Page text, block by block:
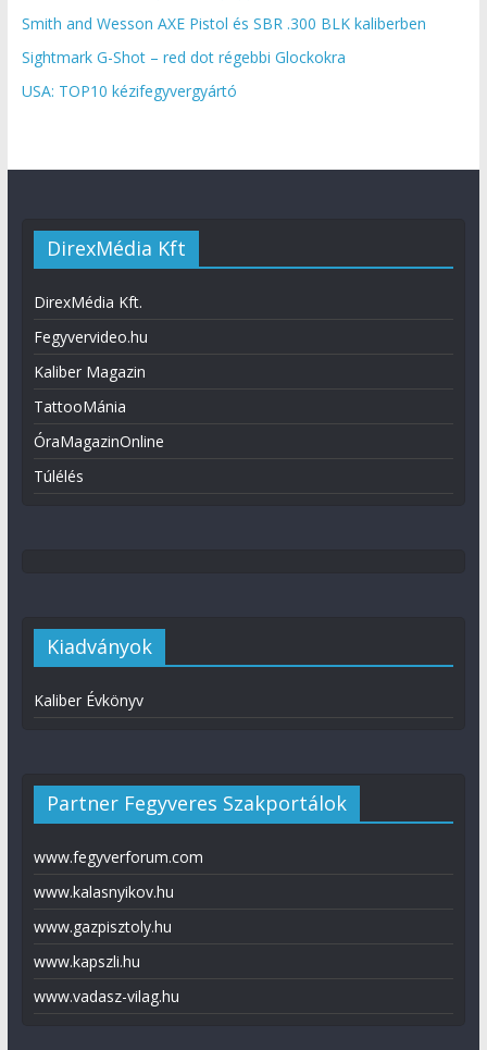
Smith and Wesson AXE Pistol és SBR .300 BLK kaliberben
Sightmark G-Shot – red dot régebbi Glockokra
USA: TOP10 kézifegyvergyártó
DirexMédia Kft
DirexMédia Kft.
Fegyvervideo.hu
Kaliber Magazin
TattooMánia
ÓraMagazinOnline
Túlélés
Kiadványok
Kaliber Évkönyv
Partner Fegyveres Szakportálok
www.fegyverforum.com
www.kalasnyikov.hu
www.gazpisztoly.hu
www.kapszli.hu
www.vadasz-vilag.hu